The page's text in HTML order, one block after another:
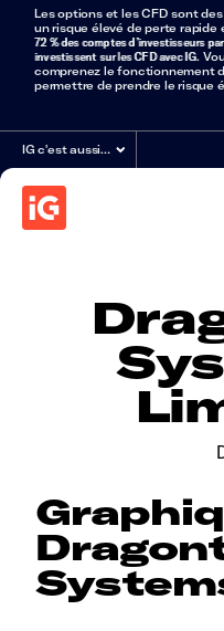
Les options et les CFD sont
un risque élevé de perte rapide
72 % des comptes d’investisseurs
investissent sur les CFD avec IG.
comprenez le fonctionnement
permettre de prendre le risque
IG c'est aussi…